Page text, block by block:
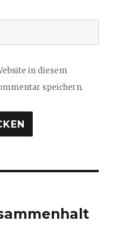
in diesem
speichern.